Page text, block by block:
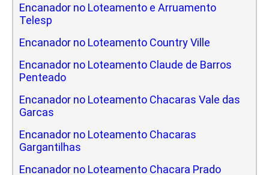
Encanador no Loteamento e Arruamento
Telesp
Encanador no Loteamento Country Ville
Encanador no Loteamento Claude de Barros
Penteado
Encanador no Loteamento Chacaras Vale das
Garcas
Encanador no Loteamento Chacaras
Gargantilhas
Encanador no Loteamento Chacara Prado